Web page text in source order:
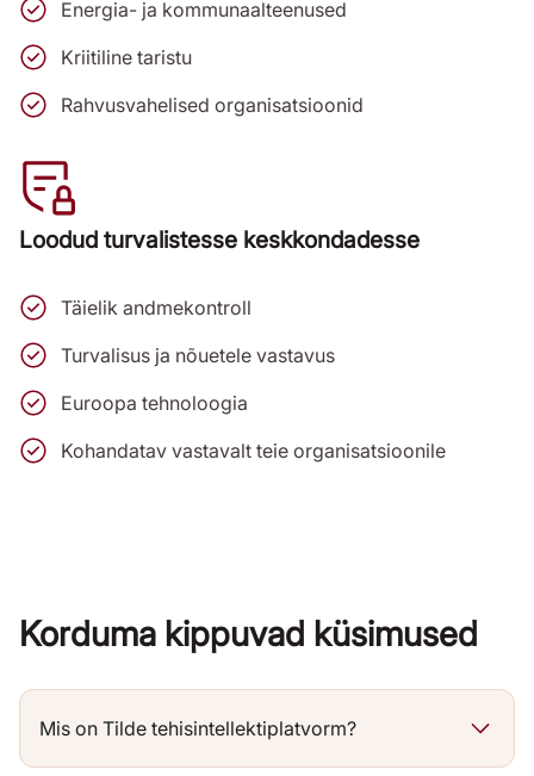
Energia- ja kommunaalteenused
Kriitiline taristu
Rahvusvahelised organisatsioonid
Loodud turvalistesse keskkondadesse
Täielik andmekontroll
Turvalisus ja nõuetele vastavus
Euroopa tehnoloogia
Kohandatav vastavalt teie organisatsioonile
Korduma kippuvad küsimused
Mis on Tilde tehisintellektiplatvorm?